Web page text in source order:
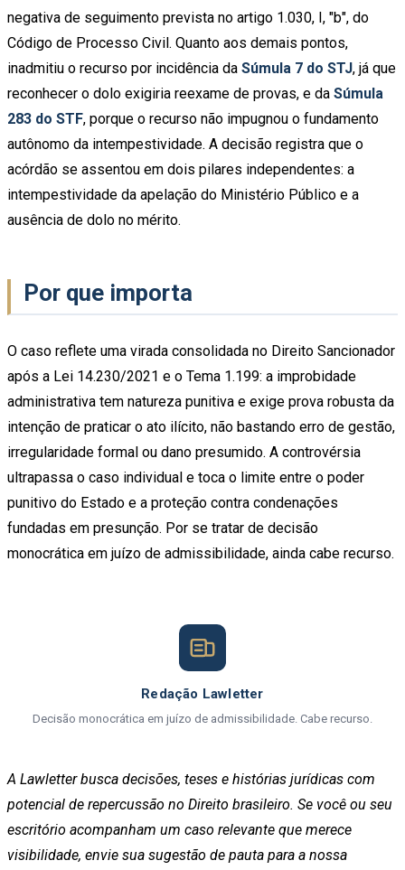
negativa de seguimento prevista no artigo 1.030, I, "b", do
Código de Processo Civil. Quanto aos demais pontos,
inadmitiu o recurso por incidência da Súmula 7 do STJ, já que
reconhecer o dolo exigiria reexame de provas, e da Súmula
283 do STF, porque o recurso não impugnou o fundamento
autônomo da intempestividade. A decisão registra que o
acórdão se assentou em dois pilares independentes: a
intempestividade da apelação do Ministério Público e a
ausência de dolo no mérito.
Por que importa
O caso reflete uma virada consolidada no Direito Sancionador
após a Lei 14.230/2021 e o Tema 1.199: a improbidade
administrativa tem natureza punitiva e exige prova robusta da
intenção de praticar o ato ilícito, não bastando erro de gestão,
irregularidade formal ou dano presumido. A controvérsia
ultrapassa o caso individual e toca o limite entre o poder
punitivo do Estado e a proteção contra condenações
fundadas em presunção. Por se tratar de decisão
monocrática em juízo de admissibilidade, ainda cabe recurso.
Redação Lawletter
Decisão monocrática em juízo de admissibilidade. Cabe recurso.
A Lawletter busca decisões, teses e histórias jurídicas com
potencial de repercussão no Direito brasileiro. Se você ou seu
escritório acompanham um caso relevante que merece
visibilidade, envie sua sugestão de pauta para a nossa